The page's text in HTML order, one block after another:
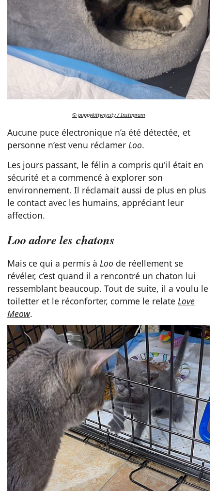
© puppykittynycity / Instagram
Aucune puce électronique n’a été détectée, et
personne n’est venu réclamer Loo.
Les jours passant, le félin a compris qu'il était en
sécurité et a commencé à explorer son
environnement. Il réclamait aussi de plus en plus
le contact avec les humains, appréciant leur
affection.
Loo adore les chatons
Mais ce qui a permis à Loo de réellement se
révéler, c’est quand il a rencontré un chaton lui
ressemblant beaucoup. Tout de suite, il a voulu le
toiletter et le réconforter, comme le relate Love
Meow.